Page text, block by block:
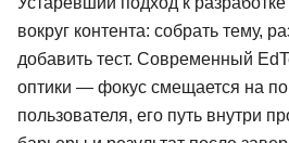
вокруг контента: собрать тему,
добавить тест. Современный
оптики — фокус смещается на
пользователя, его путь внутри